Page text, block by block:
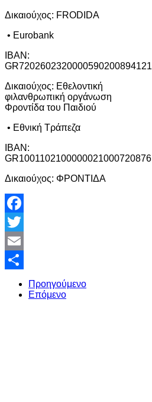
Δικαιούχος: FRODIDA
• Eurobank
IBAN:
GR7202602320000590200894121
Δικαιούχος: Εθελοντική
φιλανθρωπική οργάνωση
Φροντίδα του Παιδιού
• Εθνική Τράπεζα
IBAN:
GR1001102100000021000720876
Δικαιούχος: ΦΡΟΝΤΙΔΑ
Facebook
Twitter
Email
Share
Προηγούμενο
Επόμενο